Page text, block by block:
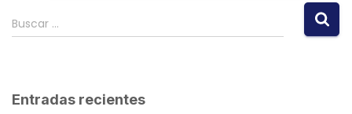
Buscar …
Entradas recientes